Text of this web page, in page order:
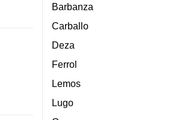
Barbanza
Carballo
Deza
Ferrol
Lemos
Lugo